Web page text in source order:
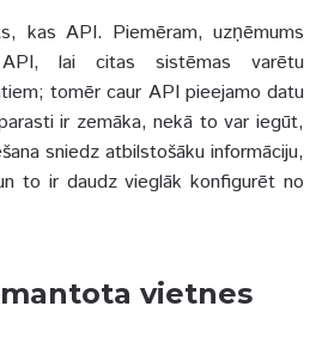
kas API. Piemēram, uzņēmums
lai citas sistēmas varētu
tomēr caur API pieejamo datu
ir zemāka, nekā to var iegūt,
sniedz atbilstošāku informāciju,
to ir daudz vieglāk konfigurēt no
vietnes